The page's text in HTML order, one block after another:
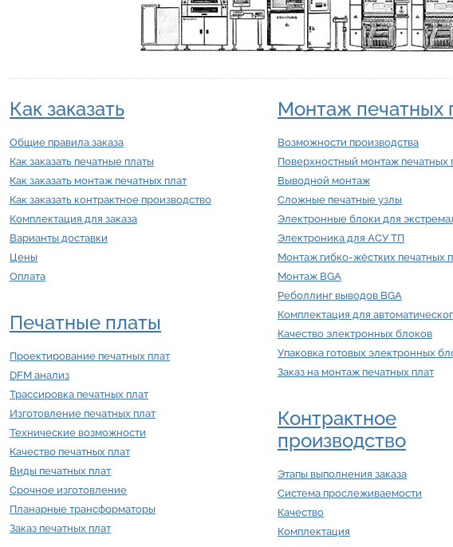
Как заказать
Общие правила заказа
Как заказать печатные платы
Как заказать монтаж печатных плат
Как заказать контрактное производство
Комплектация для заказа
Варианты доставки
Цены
Оплата
Печатные платы
Проектирование печатных плат
DFM анализ
Трассировка печатных плат
Изготовление печатных плат
Технические возможности
Качество печатных плат
Виды печатных плат
Срочное изготовление
Планарные трансформаторы
Заказ печатных плат
Монтаж печатных
Возможности производства
Поверхностный монтаж печатных
Выводной монтаж
Сложные печатные узлы
Электронные блоки для
Электроника для АСУ ТП
Монтаж гибко-жёстких печатных
Монтаж BGA
Реболлинг выводов BGA
Комплектация для
Качество электронных блоков
Упаковка готовых электронных
Заказ на монтаж печатных плат
Контрактное
производство
Этапы выполнения заказа
Система прослеживаемости
Качество
Комплектация